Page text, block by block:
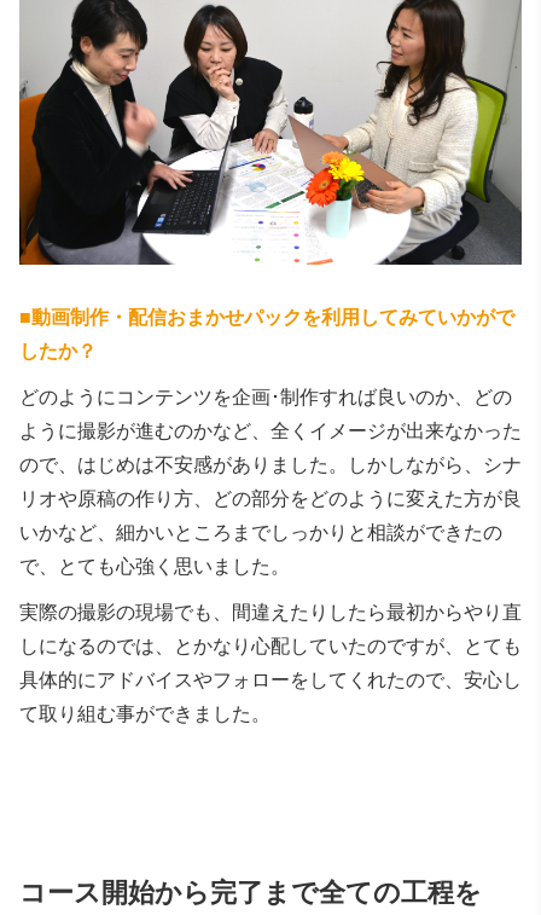
■動画制作・配信おまかせパックを利用してみていかがで
したか？
どのようにコンテンツを企画･制作すれば良いのか、どの
ように撮影が進むのかなど、全くイメージが出来なかった
ので、はじめは不安感がありました。しかしながら、シナ
リオや原稿の作り方、どの部分をどのように変えた方が良
いかなど、細かいところまでしっかりと相談ができたの
で、とても心強く思いました。
実際の撮影の現場でも、間違えたりしたら最初からやり直
しになるのでは、とかなり心配していたのですが、とても
具体的にアドバイスやフォローをしてくれたので、安心し
て取り組む事ができました。
コース開始から完了まで全ての工程を